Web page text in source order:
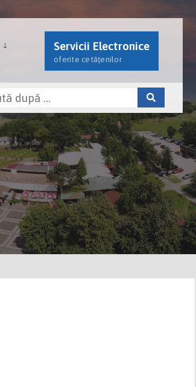
Servicii Electronice
oferite cetățenilor